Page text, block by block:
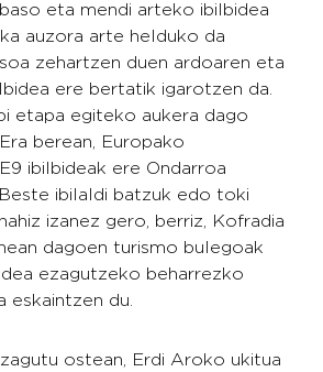
eta mendi arteko ibilbidea
auzora arte helduko da
zehartzen duen ardoaren eta
ere bertatik igarotzen da.
etapa egiteko aukera dago
berean, Europako
ibilbideak ere Ondarroa
ibilaldi batzuk edo toki
izanez gero, berriz, Kofradia
dagoen turismo bulegoak
ezagutzeko beharrezko
eskaintzen du.
ostean, Erdi Aroko ukitua